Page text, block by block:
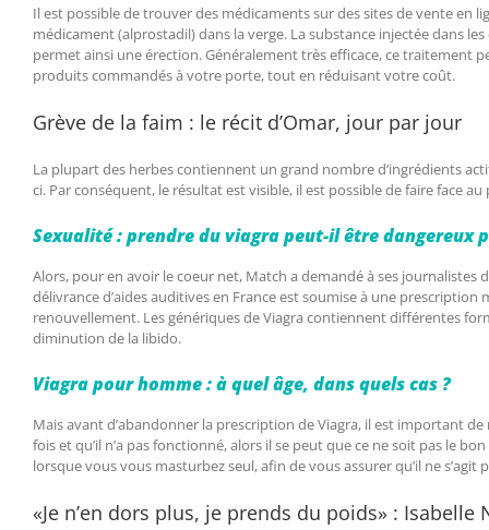
Il est possible de trouver des médicaments sur des sites de vente en
médicament (alprostadil) dans la verge. La substance injectée dans
permet ainsi une érection. Généralement très efficace, ce traitement
produits commandés à votre porte, tout en réduisant votre coût.
Grève de la faim : le récit d’Omar, jour par jour
La plupart des herbes contiennent un grand nombre d’ingrédients
ci. Par conséquent, le résultat est visible, il est possible de faire face
Sexualité : prendre du viagra peut-il être dangereux
Alors, pour en avoir le coeur net, Match a demandé à ses journalistes
délivrance d’aides auditives en France est soumise à une
renouvellement. Les génériques de Viagra contiennent différentes
diminution de la libido.
Viagra pour homme : à quel âge, dans quels cas ?
Mais avant d’abandonner la prescription de Viagra, il est important
fois et qu’il n’a pas fonctionné, alors il se peut que ce ne soit pas le
lorsque vous vous masturbez seul, afin de vous assurer qu’il ne
«Je n’en dors plus, je prends du poids» :